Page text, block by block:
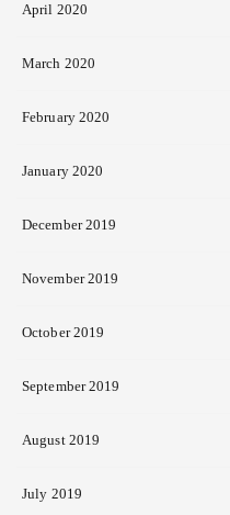
April 2020
March 2020
February 2020
January 2020
December 2019
November 2019
October 2019
September 2019
August 2019
July 2019